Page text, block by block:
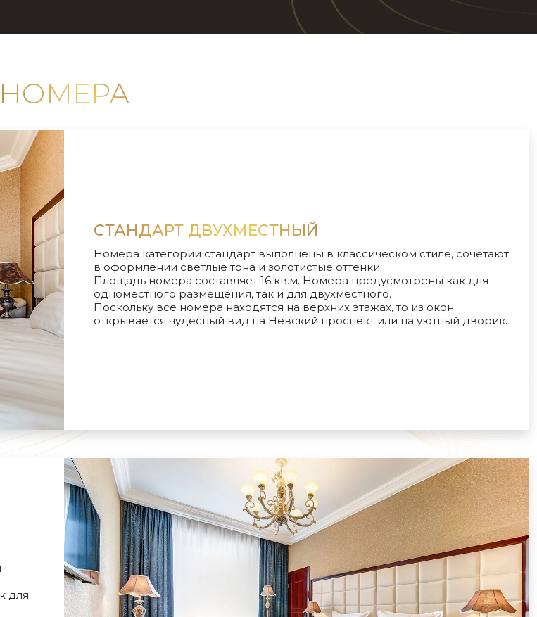
НОМЕРА
СТАНДАРТ ДВУХМЕСТНЫЙ
Номера категории стандарт выполнены в классическом стиле, сочетают
в оформлении светлые тона и золотистые оттенки.
Площадь номера составляет 16 кв.м. Номера предусмотрены как для
одноместного размещения, так и для двухместного.
Поскольку все номера находятся на верхних этажах, то из окон
открывается чудесный вид на Невский проспект или на уютный дворик.
для